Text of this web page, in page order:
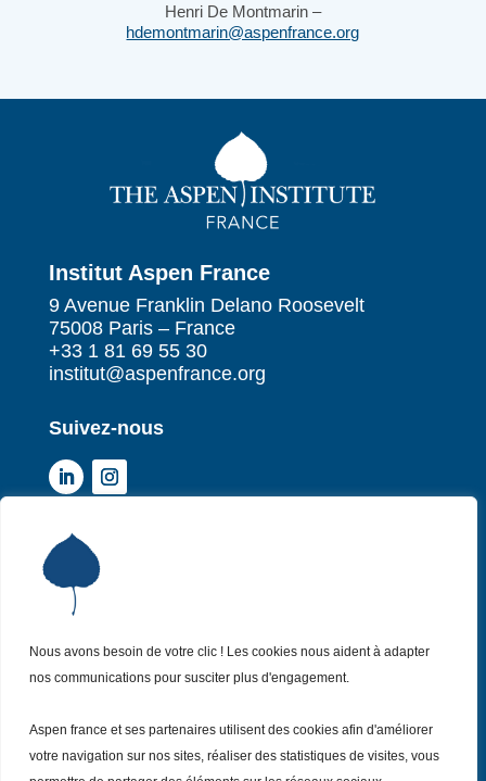
Nous avons besoin de votre clic ! Les cookies nous aident à adapter
nos communications pour susciter plus d'engagement.
Aspen france et ses partenaires utilisent des cookies afin d'améliorer
votre navigation sur nos sites, réaliser des statistiques de visites, vous
Henri De Montmarin –
hdemontmarin@aspenfrance.org
Institut Aspen France
9 Avenue Franklin Delano Roosevelt
75008 Paris – France
+33 1 81 69 55 30
institut@aspenfrance.org
Suivez-nous
P Institut Aspen France
P Qui sommes-nous ?
Nos missions
P Nos actualités
P Nos évènements